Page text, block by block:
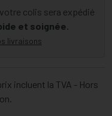
colis sera expédié
et soignée.
livraisons
incluent la TVA - Hors